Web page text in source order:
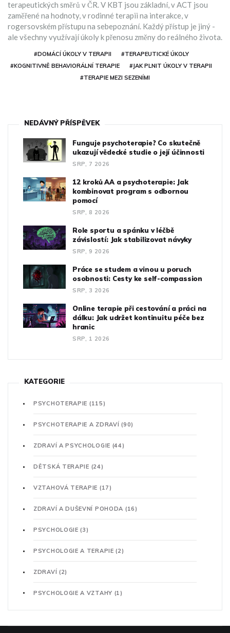
terapeutických směrů v ČR. V KBT jsou základní, v ACT jsou
zaměřené na hodnoty, v rodinné terapii na interakce, v
rogersovském přístupu na sebepoznání. Každý přístup je jiný -
ale všechny využívají úkoly k přenosu změny do reálného života.
#DOMÁCÍ ÚKOLY V TERAPII
#TERAPEUTICKÉ ÚKOLY
#KOGNITIVNĚ BEHAVIORÁLNÍ TERAPIE
#JAK PLNIT ÚKOLY V TERAPII
#TERAPIE MEZI SEZENÍMI
NEDÁVNÝ PŘÍSPĚVEK
Funguje psychoterapie? Co skutečně
ukazují vědecké studie o její účinnosti
SRP, 7 2026
12 kroků AA a psychoterapie: Jak
kombinovat program s odbornou
pomocí
SRP, 8 2026
Role sportu a spánku v léčbě
závislostí: Jak stabilizovat návyky
SRP, 9 2026
Práce se studem a vinou u poruch
osobnosti: Cesty ke self-compassion
SRP, 3 2026
Online terapie při cestování a práci na
dálku: Jak udržet kontinuitu péče bez
hranic
SRP, 1 2026
KATEGORIE
PSYCHOTERAPIE (115)
PSYCHOTERAPIE A ZDRAVÍ(90)
ZDRAVÍ A PSYCHOLOGIE (44)
DĚTSKÁ TERAPIE (24)
VZTAHOVÁ TERAPIE (17)
ZDRAVÍ A DUŠEVNÍ POHODA (16)
PSYCHOLOGIE(3)
PSYCHOLOGIE A TERAPIE(2)
ZDRAVÍ (2)
PSYCHOLOGIE A VZTAHY (1)